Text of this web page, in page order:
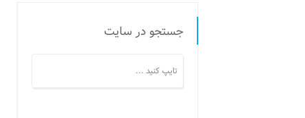
جستجو در سایت